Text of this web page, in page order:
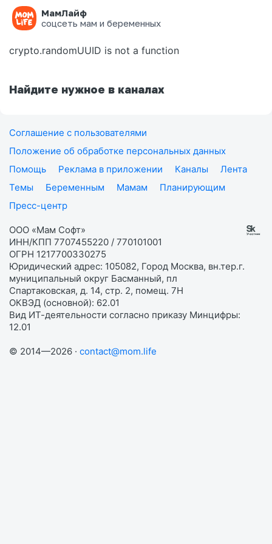
МамЛайф
соцсеть мам и беременных
Ошибка на странице
crypto.randomUUID is not a function
Найдите нужное в каналах
Соглашение с пользователями
Положение об обработке персональных данных
Помощь
Реклама в приложении Каналы
Лента
Темы
Беременным Мамам
Планирующим
Пресс-центр
ООО «Мам Софт»
ИНН/КПП 7707455220 / 770101001
ОГРН 1217700330275
Юридический адрес: 105082, Город Москва, вн.тер.г.
муниципальный округ Басманный, пл
Спартаковская, д. 14, стр. 2, помещ. 7Н
ОКВЭД (основной): 62.01
Вид ИТ-деятельности согласно приказу Минцифры:
12.01
© 2014—2026 · contact@mom.life